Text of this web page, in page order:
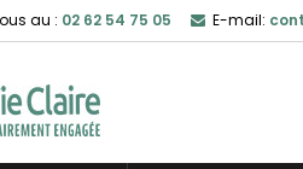
au : 02 62 54 75 05 E-mail: